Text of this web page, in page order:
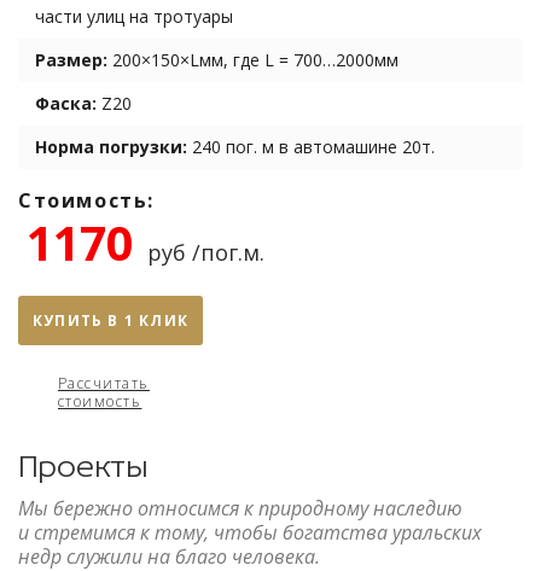
части улиц на тротуары
Размер: 200×150×Lмм, где L = 700…2000мм
Фаска: Z20
Норма погрузки: 240 пог. м в автомашине 20т.
Стоимость:
1170 руб /пог.м.
КУПИТЬ В 1 КЛИК
Рассчитать
стоимость
Проекты
Мы бережно относимся к природному наследию
и стремимся к тому, чтобы богатства уральских
недр служили на благо человека.